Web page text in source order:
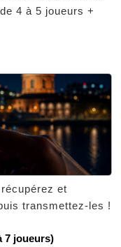
4 à 5 joueurs +
et
transmettez-les !
7 joueurs)